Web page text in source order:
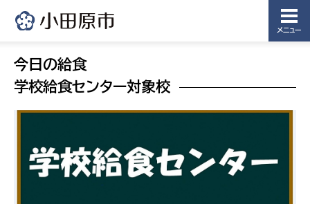
メニュー
今日の給食
学校給食センター対象校